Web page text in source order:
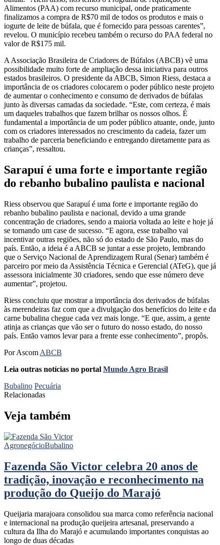
Alimentos (PAA) com recurso municipal, onde praticamente
finalizamos a compra de R$70 mil de todos os produtos e mais o
iogurte de leite de búfala, que é fornecido para pessoas carentes”,
revelou. O município recebeu também o recurso do PAA federal no
valor de R$175 mil.
A Associação Brasileira de Criadores de Búfalos (ABCB) vê uma
possibilidade muito forte de ampliação dessa iniciativa para outros
estados brasileiros. O presidente da ABCB, Simon Riess, destaca a
importância de os criadores colocarem o poder público neste projeto
de aumentar o conhecimento e consumo de derivados de búfalas
junto às diversas camadas da sociedade. “Este, com certeza, é mais
um daqueles trabalhos que fazem brilhar os nossos olhos. É
fundamental a importância de um poder público atuante, onde, junto
com os criadores interessados no crescimento da cadeia, fazer um
trabalho de parceria beneficiando e entregando diretamente para as
crianças”, ressaltou.
Sarapuí é uma forte e importante região
do rebanho bubalino paulista e nacional
Riess observou que Sarapuí é uma forte e importante região do
rebanho bubalino paulista e nacional, devido a uma grande
concentração de criadores, sendo a maioria voltada ao leite e hoje já
se tornando um case de sucesso. “E agora, esse trabalho vai
incentivar outras regiões, não só do estado de São Paulo, mas do
país. Então, a ideia é a ABCB se juntar a esse projeto, lembrando
que o Serviço Nacional de Aprendizagem Rural (Senar) também é
parceiro por meio da Assistência Técnica e Gerencial (ATeG), que já
assessora inicialmente 30 criadores, sendo que esse número deve
aumentar”, projetou.
Riess concluiu que mostrar a importância dos derivados de búfalas
às merendeiras faz com que a divulgação dos benefícios do leite e da
carne bubalina chegue cada vez mais longe. “E que, assim, a gente
atinja as crianças que vão ser o futuro do nosso estado, do nosso
país. Então vamos levar para a frente esse conhecimento”, propôs.
Por Ascom ABCB
Leia outras notícias no portal Mundo Agro Brasil
Bubalino Pecuária
Relacionadas
Veja também
AgronegócioBubalino
Fazenda São Victor celebra 20 anos de
tradição, inovação e reconhecimento na
produção do Queijo do Marajó
Queijaria marajoara consolidou sua marca como referência nacional
e internacional na produção queijeira artesanal, preservando a
cultura da Ilha do Marajó e acumulando importantes conquistas ao
longo de duas décadas